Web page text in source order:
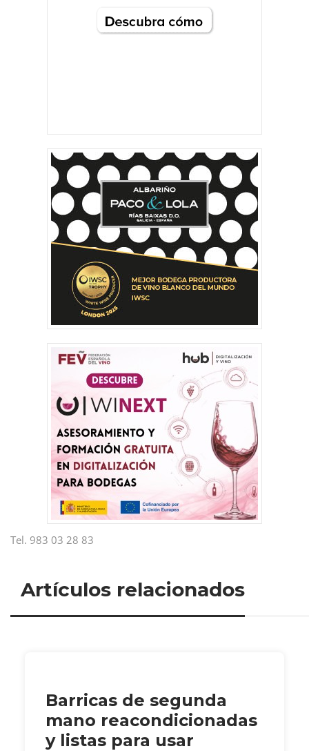
Tel. 983 03 28 83
Artículos relacionados
Barricas de segunda
mano reacondicionadas
y listas para usar